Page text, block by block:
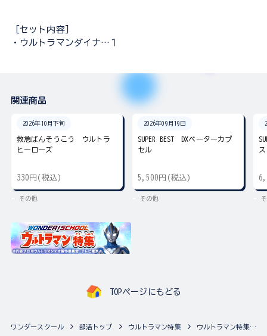
［セット内容］
・ウルトラマンダイナ…１
関連商品
2026年10月下旬
救急ばんそうこう ウルトラ
ヒーローズ
330円(税込)
その他
2026年09月19日
SUPER BEST DXベーターカプ
セル
5,500円(税込)
その他
ス
TOPページにもどる
ワンダースクール 部活トップ ウルトラマン特集 ウルトラマン特集の最新商品一覧